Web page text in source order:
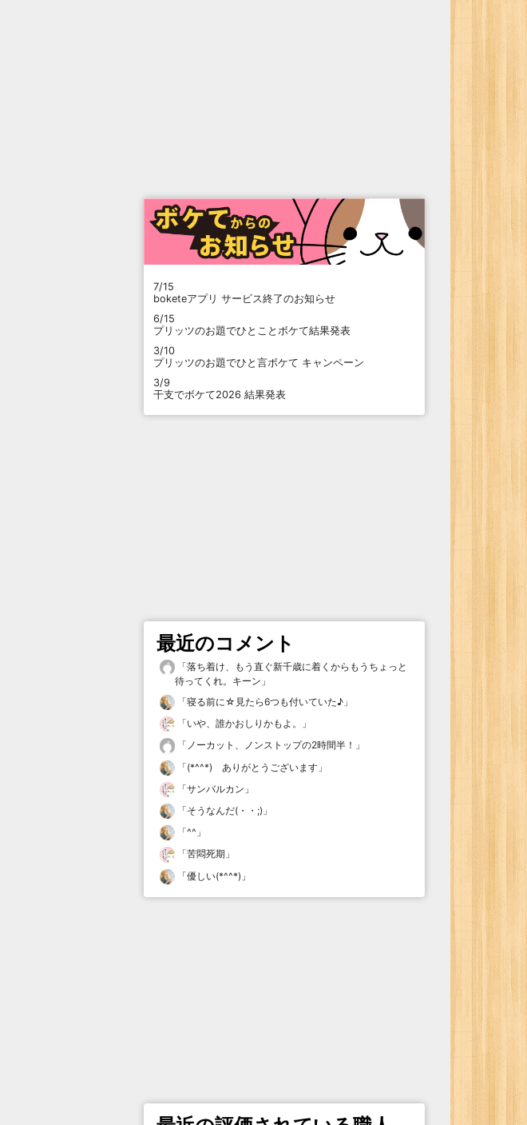
7/15
boketeアプリ サービス終了のお知らせ
6/15
プリッツのお題でひとことボケて結果発表
3/10
プリッツのお題でひと言ボケて キャンペーン
3/9
干支でボケて2026 結果発表
最近のコメント
「落ち着け、もう直ぐ新千歳に着くからもうちょっと
待ってくれ。キーン 」
「寝る前に☆見たら6つも付いていた♪ 」
「いや、誰かおしりかもよ。
」
「 ノーカット、ノンストップの2時間半！ 」
「(*^^*) ありがとうございます 」
「サンバルカン 」
「そうなんだ(・・;) 」
「^^ 」
「苦悶死期 」
「優しい(*^^*) 」